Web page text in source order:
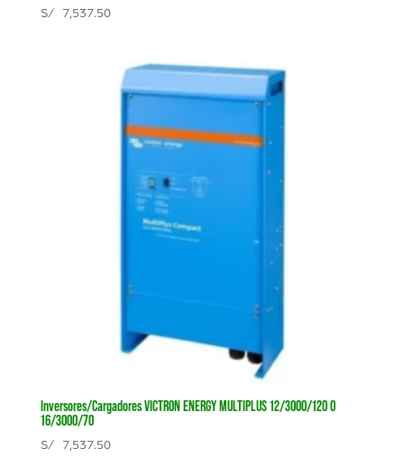
S/7,537.50
Inversores/Cargadores VICTRON ENERGY MULTIPLUS 12/3000/120 O
16/3000/70
S/7,537.50